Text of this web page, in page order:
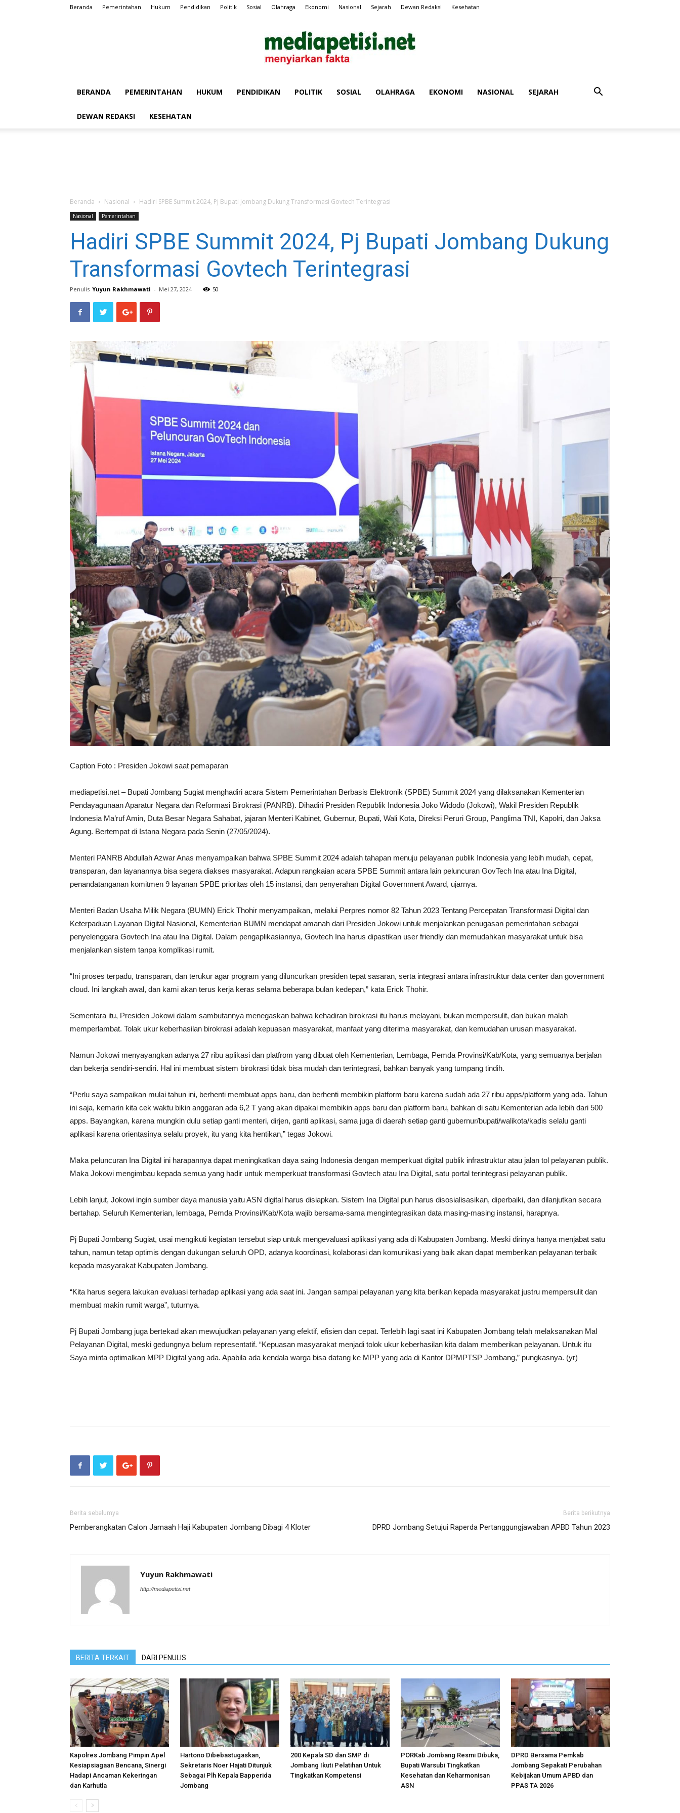
Beranda Pemerintahan Hukum Pendidikan Politik Sosial Olahraga Ekonomi Nasional Sejarah Dewan Redaksi Kesehatan
MEDIA
BERANDA PEMERINTAHAN HUKUM PENDIDIKAN POLITIK SOSIAL OLAHRAGA EKONOMI NASIONAL SEJARAH
DEWAN REDAKSI KESEHATAN
Beranda Nasional Hadiri SPBE Summit 2024, Pj Bupati Jombang Dukung Transformasi Govtech Terintegrasi
Nasional Pemerintahan
Hadiri SPBE Summit 2024, Pj Bupati Jombang Dukung
Transformasi Govtech Terintegrasi
Penulis Yuyun Rakhmawati - Mei 27, 2024 50
Caption Foto : Presiden Jokowi saat pemaparan
mediapetisi.net – Bupati Jombang Sugiat menghadiri acara Sistem Pemerintahan Berbasis Elektronik (SPBE) Summit 2024 yang dilaksanakan Kementerian
Pendayagunaan Aparatur Negara dan Reformasi Birokrasi (PANRB). Dihadiri Presiden Republik Indonesia Joko Widodo (Jokowi), Wakil Presiden Republik
Indonesia Ma’ruf Amin, Duta Besar Negara Sahabat, jajaran Menteri Kabinet, Gubernur, Bupati, Wali Kota, Direksi Peruri Group, Panglima TNI, Kapolri, dan Jaksa
Agung. Bertempat di Istana Negara pada Senin (27/05/2024).
Menteri PANRB Abdullah Azwar Anas menyampaikan bahwa SPBE Summit 2024 adalah tahapan menuju pelayanan publik Indonesia yang lebih mudah, cepat,
transparan, dan layanannya bisa segera diakses masyarakat. Adapun rangkaian acara SPBE Summit antara lain peluncuran GovTech Ina atau Ina Digital,
penandatanganan komitmen 9 layanan SPBE prioritas oleh 15 instansi, dan penyerahan Digital Government Award, ujarnya.
Menteri Badan Usaha Milik Negara (BUMN) Erick Thohir menyampaikan, melalui Perpres nomor 82 Tahun 2023 Tentang Percepatan Transformasi Digital dan
Keterpaduan Layanan Digital Nasional, Kementerian BUMN mendapat amanah dari Presiden Jokowi untuk menjalankan penugasan pemerintahan sebagai
penyelenggara Govtech Ina atau Ina Digital. Dalam pengaplikasiannya, Govtech Ina harus dipastikan user friendly dan memudahkan masyarakat untuk bisa
menjalankan sistem tanpa komplikasi rumit.
“Ini proses terpadu, transparan, dan terukur agar program yang diluncurkan presiden tepat sasaran, serta integrasi antara infrastruktur data center dan government
cloud. Ini langkah awal, dan kami akan terus kerja keras selama beberapa bulan kedepan,” kata Erick Thohir.
Sementara itu, Presiden Jokowi dalam sambutannya menegaskan bahwa kehadiran birokrasi itu harus melayani, bukan mempersulit, dan bukan malah
memperlambat. Tolak ukur keberhasilan birokrasi adalah kepuasan masyarakat, manfaat yang diterima masyarakat, dan kemudahan urusan masyarakat.
Namun Jokowi menyayangkan adanya 27 ribu aplikasi dan platfrom yang dibuat oleh Kementerian, Lembaga, Pemda Provinsi/Kab/Kota, yang semuanya berjalan
dan bekerja sendiri-sendiri. Hal ini membuat sistem birokrasi tidak bisa mudah dan terintegrasi, bahkan banyak yang tumpang tindih.
“Perlu saya sampaikan mulai tahun ini, berhenti membuat apps baru, dan berhenti membikin platform baru karena sudah ada 27 ribu apps/platform yang ada. Tahun
ini saja, kemarin kita cek waktu bikin anggaran ada 6,2 T yang akan dipakai membikin apps baru dan platform baru, bahkan di satu Kementerian ada lebih dari 500
apps. Bayangkan, karena mungkin dulu setiap ganti menteri, dirjen, ganti aplikasi, sama juga di daerah setiap ganti gubernur/bupati/walikota/kadis selalu ganti
aplikasi karena orientasinya selalu proyek, itu yang kita hentikan,” tegas Jokowi.
Maka peluncuran Ina Digital ini harapannya dapat meningkatkan daya saing Indonesia dengan memperkuat digital publik infrastruktur atau jalan tol pelayanan publik.
Maka Jokowi mengimbau kepada semua yang hadir untuk memperkuat transformasi Govtech atau Ina Digital, satu portal terintegrasi pelayanan publik.
Lebih lanjut, Jokowi ingin sumber daya manusia yaitu ASN digital harus disiapkan. Sistem Ina Digital pun harus disosialisasikan, diperbaiki, dan dilanjutkan secara
bertahap. Seluruh Kementerian, lembaga, Pemda Provinsi/Kab/Kota wajib bersama-sama mengintegrasikan data masing-masing instansi, harapnya.
Pj Bupati Jombang Sugiat, usai mengikuti kegiatan tersebut siap untuk mengevaluasi aplikasi yang ada di Kabupaten Jombang. Meski dirinya hanya menjabat satu
tahun, namun tetap optimis dengan dukungan seluruh OPD, adanya koordinasi, kolaborasi dan komunikasi yang baik akan dapat memberikan pelayanan terbaik
kepada masyarakat Kabupaten Jombang.
“Kita harus segera lakukan evaluasi terhadap aplikasi yang ada saat ini. Jangan sampai pelayanan yang kita berikan kepada masyarakat justru mempersulit dan
membuat makin rumit warga”, tuturnya.
Pj Bupati Jombang juga bertekad akan mewujudkan pelayanan yang efektif, efisien dan cepat. Terlebih lagi saat ini Kabupaten Jombang telah melaksanakan Mal
Pelayanan Digital, meski gedungnya belum representatif. “Kepuasan masyarakat menjadi tolok ukur keberhasilan kita dalam memberikan pelayanan. Untuk itu
Saya minta optimalkan MPP Digital yang ada. Apabila ada kendala warga bisa datang ke MPP yang ada di Kantor DPMPTSP Jombang,” pungkasnya. (yr)
Berita sebelumya
Pemberangkatan Calon Jamaah Haji Kabupaten Jombang Dibagi 4 Kloter
Berita berikutnya
DPRD Jombang Setujui Raperda Pertanggungjawaban APBD Tahun 2023
Yuyun Rakhmawati
http://mediapetisi.net
BERITA TERKAIT DARI PENULIS
Kapolres Jombang Pimpin Apel
Kesiapsiagaan Bencana, Sinergi
Hadapi Ancaman Kekeringan
dan Karhutla
Hartono Dibebastugaskan,
Sekretaris Noer Hajati Ditunjuk
Sebagai Plh Kepala Bapperida
Jombang
200 Kepala SD dan SMP di
Jombang Ikuti Pelatihan Untuk
Tingkatkan Kompetensi
PORKab Jombang Resmi Dibuka,
Bupati Warsubi Tingkatkan
Kesehatan dan Keharmonisan
ASN
DPRD Bersama Pemkab
Jombang Sepakati Perubahan
Kebijakan Umum APBD dan
PPAS TA 2026